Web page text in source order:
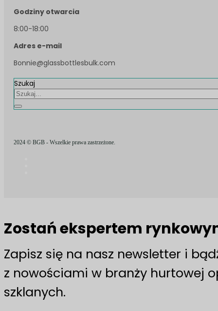
Godziny otwarcia
8:00-18:00
Adres e-mail
Bonnie@glassbottlesbulk.com
Szukaj
2024 © BGB - Wszelkie prawa zastrzeżone.
Zostań ekspertem
Zapisz się na nasz newsletter i
z nowościami w branży hurtowej
szklanych.